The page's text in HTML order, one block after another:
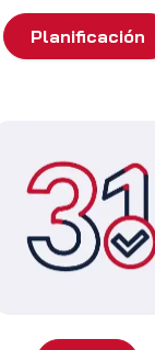
Planificación